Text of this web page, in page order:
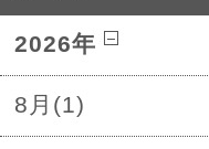
2026年
8月(1)